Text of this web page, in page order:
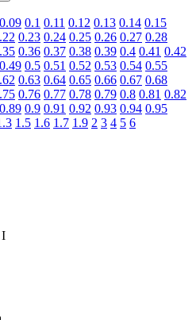
0.09 0.1 0.11 0.12 0.13 0.14 0.15
0.23 0.24 0.25 0.26 0.27 0.28
0.36 0.37 0.38 0.39 0.4 0.41 0.42
0.49 0.5 0.51 0.52 0.53 0.54 0.55
0.63 0.64 0.65 0.66 0.67 0.68
0.76 0.77 0.78 0.79 0.8 0.81 0.82
0.89 0.9 0.91 0.92 0.93 0.94 0.95
1.5 1.6 1.7 1.9 2 3 4 5 6
I